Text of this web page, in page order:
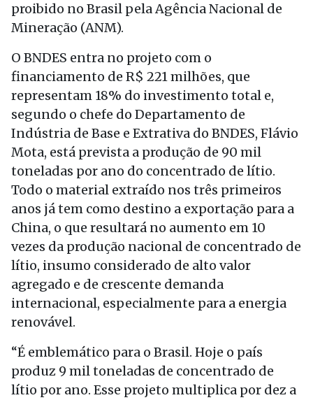
proibido no Brasil pela Agência Nacional de
Mineração (ANM).
O BNDES entra no projeto com o
financiamento de R$ 221 milhões, que
representam 18% do investimento total e,
segundo o chefe do Departamento de
Indústria de Base e Extrativa do BNDES, Flávio
Mota, está prevista a produção de 90 mil
toneladas por ano do concentrado de lítio.
Todo o material extraído nos três primeiros
anos já tem como destino a exportação para a
China, o que resultará no aumento em 10
vezes da produção nacional de concentrado de
lítio, insumo considerado de alto valor
agregado e de crescente demanda
internacional, especialmente para a energia
renovável.
“É emblemático para o Brasil. Hoje o país
produz 9 mil toneladas de concentrado de
lítio por ano. Esse projeto multiplica por dez a